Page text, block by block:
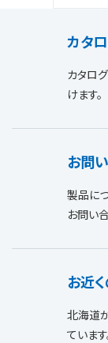
カタ
カタロ
けます。
お問
製品に
お問い
お近
北海道
ています